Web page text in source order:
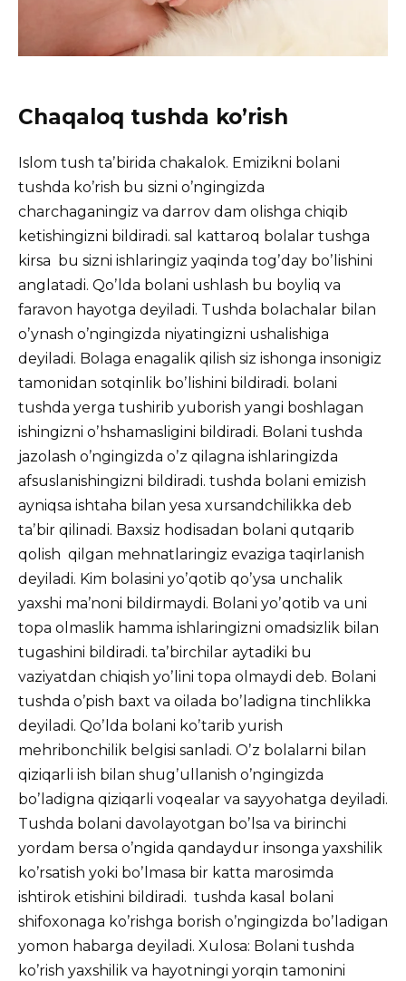
Chaqaloq tushda ko’rish
Islom tush taʼbirida chakalok. Emizikni bolani
tushda koʼrish bu sizni oʼngingizda
charchaganingiz va darrov dam olishga chiqib
ketishingizni bildiradi. sal kattaroq bolalar tushga
kirsa bu sizni ishlaringiz yaqinda togʼday boʼlishini
anglatadi. Qoʼlda bolani ushlash bu boyliq va
faravon hayotga deyiladi. Tushda bolachalar bilan
oʼynash oʼngingizda niyatingizni ushalishiga
deyiladi. Bolaga enagalik qilish siz ishonga insonigiz
tamonidan sotqinlik boʼlishini bildiradi. bolani
tushda yerga tushirib yuborish yangi boshlagan
ishingizni oʼhshamasligini bildiradi. Bolani tushda
jazolash oʼngingizda oʼz qilagna ishlaringizda
afsuslanishingizni bildiradi. tushda bolani emizish
ayniqsa ishtaha bilan yesa xursandchilikka deb
taʼbir qilinadi. Baxsiz hodisadan bolani qutqarib
qolish qilgan mehnatlaringiz evaziga taqirlanish
deyiladi. Kim bolasini yoʼqotib qoʼysa unchalik
yaxshi maʼnoni bildirmaydi. Bolani yoʼqotib va uni
topa olmaslik hamma ishlaringizni omadsizlik bilan
tugashini bildiradi. taʼbirchilar aytadiki bu
vaziyatdan chiqish yoʼlini topa olmaydi deb. Bolani
tushda oʼpish baxt va oilada boʼladigna tinchlikka
deyiladi. Qoʼlda bolani koʼtarib yurish
mehribonchilik belgisi sanladi. Oʼz bolalarni bilan
qiziqarli ish bilan shugʼullanish oʼngingizda
boʼladigna qiziqarli voqealar va sayyohatga deyiladi.
Tushda bolani davolayotgan boʼlsa va birinchi
yordam bersa oʼngida qandaydur insonga yaxshilik
koʼrsatish yoki boʼlmasa bir katta marosimda
ishtirok etishini bildiradi. tushda kasal bolani
shifoxonaga koʼrishga borish oʼngingizda boʼladigan
yomon habarga deyiladi. Xulosa: Bolani tushda
koʼrish yaxshilik va hayotningi yorqin tamonini